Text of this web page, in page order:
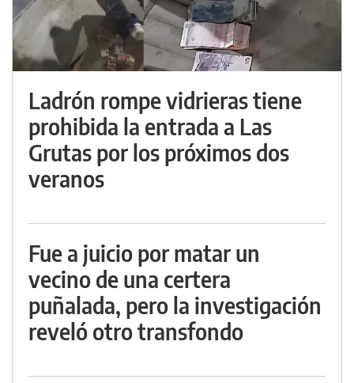
Ladrón rompe vidrieras tiene
prohibida la entrada a Las
Grutas por los próximos dos
veranos
Fue a juicio por matar un
vecino de una certera
puñalada, pero la investigación
reveló otro transfondo